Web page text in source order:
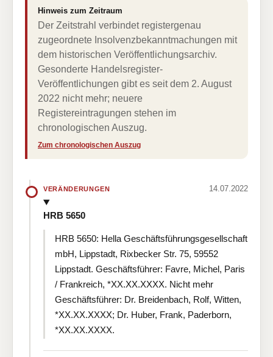
Hinweis zum Zeitraum
Der Zeitstrahl verbindet registergenau
zugeordnete Insolvenzbekanntmachungen mit
dem historischen Veröffentlichungsarchiv.
Gesonderte Handelsregister-
Veröffentlichungen gibt es seit dem 2. August
2022 nicht mehr; neuere
Registereintragungen stehen im
chronologischen Auszug.
Zum chronologischen Auszug
VERÄNDERUNGEN 14.07.2022
HRB 5650
HRB 5650: Hella Geschäftsführungsgesellschaft
mbH, Lippstadt, Rixbecker Str. 75, 59552
Lippstadt. Geschäftsführer: Favre, Michel, Paris
/ Frankreich, *XX.XX.XXXX. Nicht mehr
Geschäftsführer: Dr. Breidenbach, Rolf, Witten,
*XX.XX.XXXX; Dr. Huber, Frank, Paderborn,
*XX.XX.XXXX.